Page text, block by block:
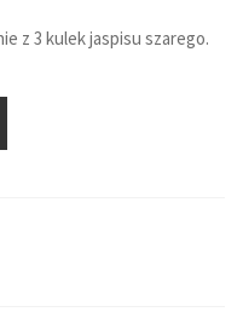
z 3 kulek jaspisu szarego.